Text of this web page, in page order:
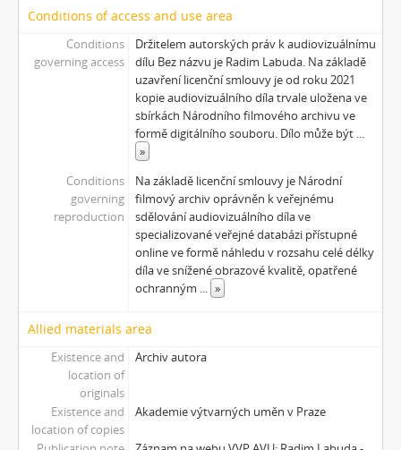
[Subseries] The Time
[Subseries] Musica Picta – Chvíle něhy
[Subseries] Musica Picta – Hodina slavnosti
[Subseries] Musica Picta – Minuty strachu
[Subseries] Musica Picta – Čas smutku
[Subseries] Velká dětská symfonie
[Subseries] Musica Picta – Čas tance
[Subseries] Musica Picta – Čas radování
[Subseries] Musica Picta – Čas veselosti
[Subseries] Jednou ráno
[Subseries] Magnety
[Subseries] Wet Video
[Subseries] Muránská Zdychava
[Subseries] O velikosti významu
[Subseries] Dead or Alive 2
[Subseries] Bílá skála
[Subseries] Hortvs Winariencis Mayrav
[Subseries] Lampyris
[Subseries] Marienbad
Conditions of access and use area
Conditions
governing access
Držitelem autorských práv k audiovizuálnímu
dílu Bez názvu je Radim Labuda. Na základě
uzavření licenční smlouvy je od roku 2021
kopie audiovizuálního díla trvale uložena ve
sbírkách Národního filmového archivu ve
formě digitálního souboru. Dílo může být ...
»
Conditions
governing
reproduction
Na základě licenční smlouvy je Národní
filmový archiv oprávněn k veřejnému
sdělování audiovizuálního díla ve
specializované veřejné databázi přístupné
online ve formě náhledu v rozsahu celé délky
díla ve snížené obrazové kvalitě, opatřené
ochranným ... »
Allied materials area
Existence and
location of
originals
Archiv autora
Existence and
location of copies
Akademie výtvarných uměn v Praze